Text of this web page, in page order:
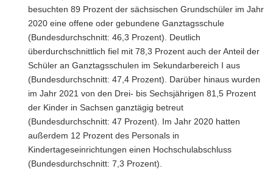
besuchten 89 Prozent der sächsischen Grundschüler im Jahr
2020 eine offene oder gebundene Ganztagsschule
(Bundesdurchschnitt: 46,3 Prozent). Deutlich
überdurchschnittlich fiel mit 78,3 Prozent auch der Anteil der
Schüler an Ganztagsschulen im Sekundarbereich I aus
(Bundesdurchschnitt: 47,4 Prozent). Darüber hinaus wurden
im Jahr 2021 von den Drei- bis Sechsjährigen 81,5 Prozent
der Kinder in Sachsen ganztägig betreut
(Bundesdurchschnitt: 47 Prozent). Im Jahr 2020 hatten
außerdem 12 Prozent des Personals in
Kindertageseinrichtungen einen Hochschulabschluss
(Bundesdurchschnitt: 7,3 Prozent).